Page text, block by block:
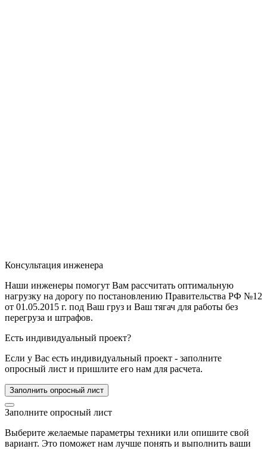
Консультация инженера
Наши инженеры помогут Вам рассчитать оптимальную
нагрузку на дорогу по постановлению Правительства РФ №12
от 01.05.2015 г. под Ваш груз и Ваш тягач для работы без
перегруза и штрафов.
Есть индивидуальный проект?
Если у Вас есть индивидуальный проект - заполните
опросный лист и пришлите его нам для расчета.
Заполнить опросный лист
Заполните опросный лист
Выберите желаемые параметры техники или опишите свой
вариант. Это поможет нам лучше понять и выполнить ваши